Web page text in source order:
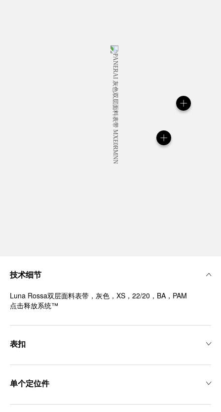
技术细节
Luna Rossa双层面料表带，灰色，XS，22/20，BA，PAM
点击释放系统™
表扣
单个定位件